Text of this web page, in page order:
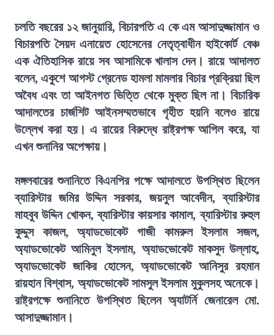
চলতি বছরের ১২ জানুয়ারি, বিচারপতি এ কে এম আসাদুজ্জামান ও
বিচারপতি সৈয়দ এনায়েত হোসেনের নেতৃত্বাধীন হাইকোর্ট বেঞ্চ
এক ঐতিহাসিক রায়ে সব আসামিকে খালাস দেন। রায়ে আদালত
বলেন, একুশে আগস্ট গ্রেনেড হামলা মামলার বিচার প্রক্রিয়া ছিল
অবৈধ এবং তা আইনগত ভিত্তি থেকে মুক্ত ছিল না। বিচারিক
আদালতের চার্জশিট আইনসম্মতভাবে গৃহীত হয়নি বলেও রায়ে
উল্লেখ করা হয়। এ রায়ের বিরুদ্ধে রাষ্ট্রপক্ষ আপিল করে, যা
এখন শুনানির অপেক্ষায়।
মঙ্গলবারের শুনানিতে বিএনপির পক্ষে আদালতে উপস্থিত ছিলেন
ব্যারিস্টার জমির উদ্দিন সরকার, জয়নুল আবেদীন, ব্যারিস্টার
মাহবুব উদ্দিন খোকন, ব্যারিস্টার কায়সার কামাল, ব্যারিস্টার রুহুল
কুদ্দুস কাজল, অ্যাডভোকেট গাজী কামরুল ইসলাম সজল,
অ্যাডভোকেট আমিনুল ইসলাম, অ্যাডভোকেট মাকসুদ উল্লাহ,
অ্যাডভোকেট জাকির হোসেন, অ্যাডভোকেট আনিসুর রহমান
রায়হান বিশ্বাস, অ্যাডভোকেট সামসুল ইসলাম মুকুলসহ অনেকে।
রাষ্ট্রপক্ষে শুনানিতে উপস্থিত ছিলেন অ্যাটর্নি জেনারেল মো.
আসাদুজ্জামান।